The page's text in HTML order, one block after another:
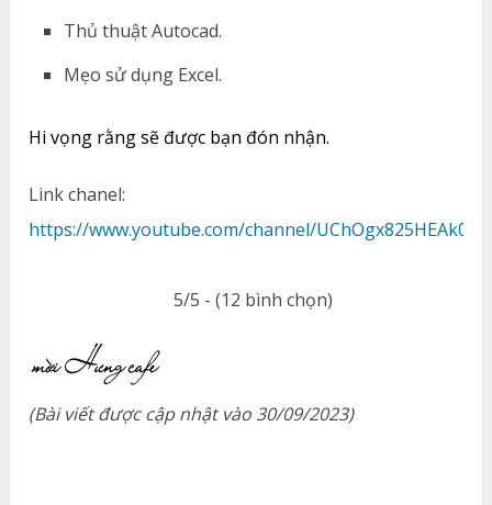
Thủ thuật Autocad.
Mẹo sử dụng Excel.
Hi vọng rằng sẽ được bạn đón nhận.
Link chanel:
https://www.youtube.com/channel/
5/5 - (12 bình chọn)
(Bài viết được cập nhật vào 30/09/2023)